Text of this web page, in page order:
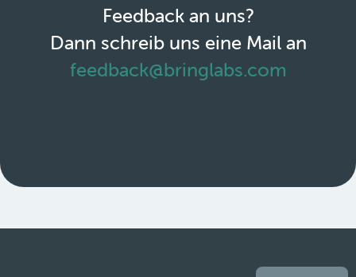
Feedback an uns?
Dann schreib uns eine Mail an
feedback@bringlabs.com